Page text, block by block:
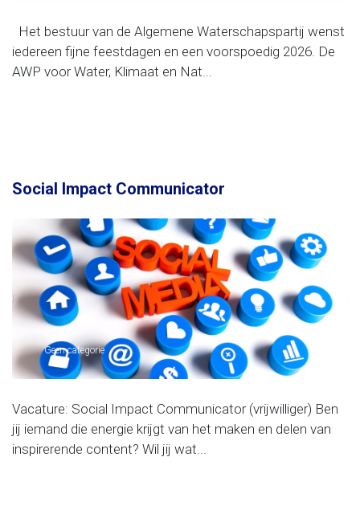
Het bestuur van de Algemene Waterschapspartij wenst
iedereen fijne feestdagen en een voorspoedig 2026. De
AWP voor Water, Klimaat en Nat...
Social Impact Communicator
Geen categorie
Vacature: Social Impact Communicator (vrijwilliger) Ben
jij iemand die energie krijgt van het maken en delen van
inspirerende content? Wil jij wat...